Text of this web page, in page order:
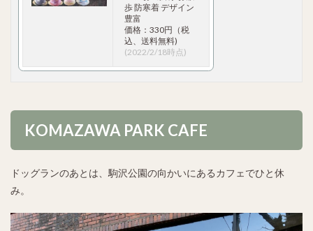
歩 防寒着 デザイン
豊富
価格：330円（税
込、送料無料)
(2022/2/18時点)
KOMAZAWA PARK CAFE
ドッグランのあとは、駒沢公園の向かいにあるカフェでひと休
み。